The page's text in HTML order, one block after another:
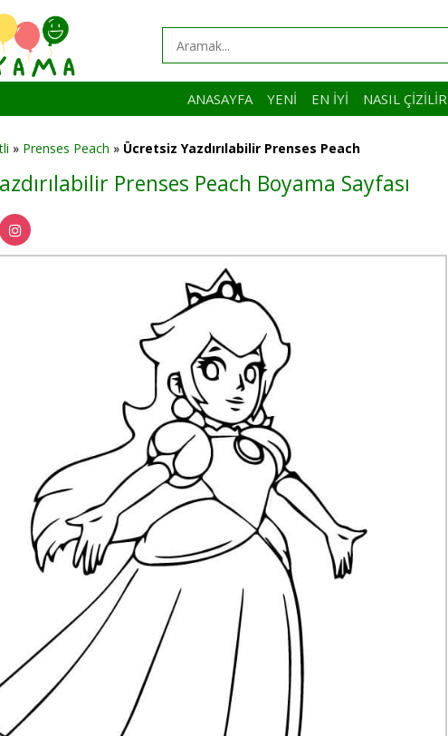
ANASAYFA YENI EN İYI NASIL ÇIZILIR
» Prenses Peach » Ücretsiz Yazdırılabilir Prenses Peach
Prenses Peach Boyama Sayfası